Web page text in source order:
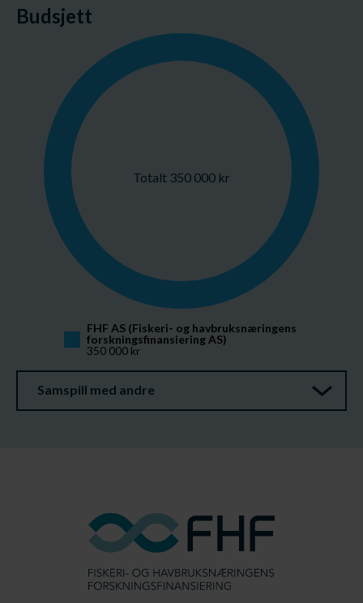
Budsjett
Totalt 350 000 kr
FHF AS (Fiskeri- og havbruksnæringens
forskningsfinansiering AS)
350 000 kr
Samspill med andre